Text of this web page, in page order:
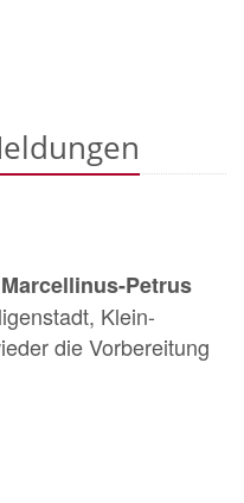
Petrus
Klein-
die Vorbereitung